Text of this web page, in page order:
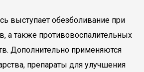
выступает обезболивание при
а также противовоспалительных
Дополнительно применяются
препараты для улучшения